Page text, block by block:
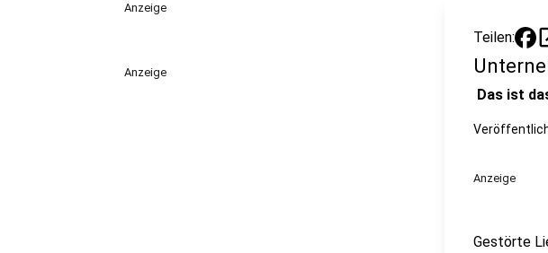
Anzeige
Anzeige
Teilen:
Das ist
Anzeige
Gestörte